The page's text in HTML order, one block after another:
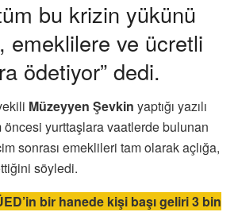
bu krizin yükünü
emeklilere ve ücretli
ödetiyor” dedi.
Müzeyyen Şevkin yaptığı yazılı
öncesi yurttaşlara vaatlerde bulunan
sonrası emeklileri tam olarak açlığa,
söyledi.
bir hanede kişi başı geliri 3 bin